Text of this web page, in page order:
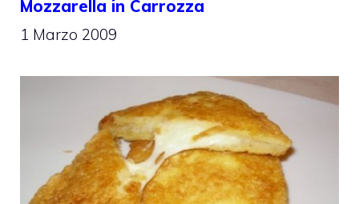
Mozzarella in Carrozza
1 Marzo 2009